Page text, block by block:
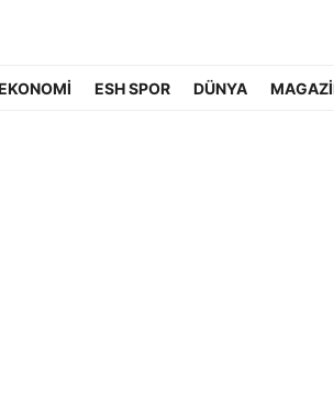
ESH SPOR DÜNYA